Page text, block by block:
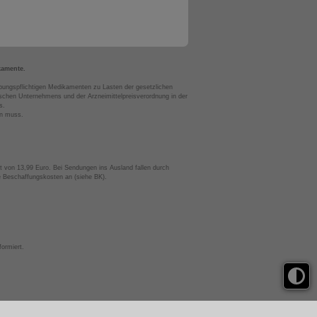
Medikamenten zu Lasten der gesetzlichen
Unternehmens und der Arzneimittelpreisverordnung in der
muss.
13,99 Euro. Bei Sendungen ins Ausland fallen durch
an (siehe BK).